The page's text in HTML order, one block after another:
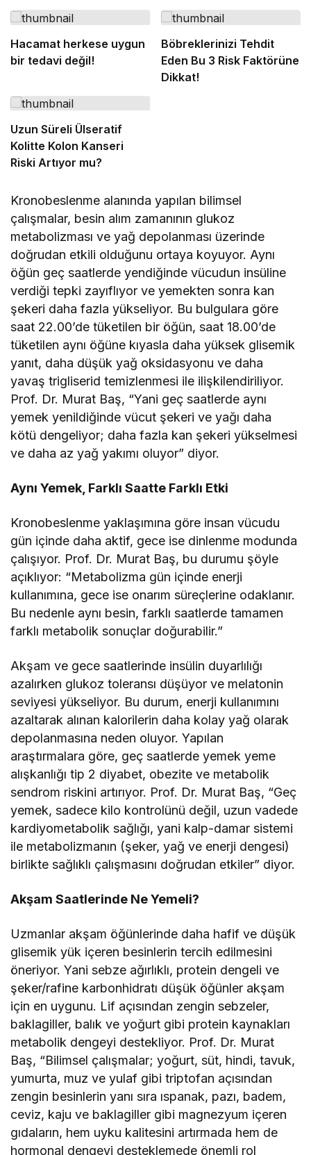
Hacamat herkese uygun
bir tedavi değil!
Böbreklerinizi Tehdit
Eden Bu 3 Risk Faktörüne
Dikkat!
Uzun Süreli Ülseratif
Kolitte Kolon Kanseri
Riski Artıyor mu?
Kronobeslenme alanında yapılan bilimsel
çalışmalar, besin alım zamanının glukoz
metabolizması ve yağ depolanması üzerinde
doğrudan etkili olduğunu ortaya koyuyor. Aynı
öğün geç saatlerde yendiğinde vücudun insüline
verdiği tepki zayıflıyor ve yemekten sonra kan
şekeri daha fazla yükseliyor. Bu bulgulara göre
saat 22.00’de tüketilen bir öğün, saat 18.00’de
tüketilen aynı öğüne kıyasla daha yüksek glisemik
yanıt, daha düşük yağ oksidasyonu ve daha
yavaş trigliserid temizlenmesi ile ilişkilendiriliyor.
Prof. Dr. Murat Baş, “Yani geç saatlerde aynı
yemek yenildiğinde vücut şekeri ve yağı daha
kötü dengeliyor; daha fazla kan şekeri yükselmesi
ve daha az yağ yakımı oluyor” diyor.
Aynı Yemek, Farklı Saatte Farklı Etki
Kronobeslenme yaklaşımına göre insan vücudu
gün içinde daha aktif, gece ise dinlenme modunda
çalışıyor. Prof. Dr. Murat Baş, bu durumu şöyle
açıklıyor: “Metabolizma gün içinde enerji
kullanımına, gece ise onarım süreçlerine odaklanır.
Bu nedenle aynı besin, farklı saatlerde tamamen
farklı metabolik sonuçlar doğurabilir.”
Akşam ve gece saatlerinde insülin duyarlılığı
azalırken glukoz toleransı düşüyor ve melatonin
seviyesi yükseliyor. Bu durum, enerji kullanımını
azaltarak alınan kalorilerin daha kolay yağ olarak
depolanmasına neden oluyor. Yapılan
araştırmalara göre, geç saatlerde yemek yeme
alışkanlığı tip 2 diyabet, obezite ve metabolik
sendrom riskini artırıyor. Prof. Dr. Murat Baş, “Geç
yemek, sadece kilo kontrolünü değil, uzun vadede
kardiyometabolik sağlığı, yani kalp-damar sistemi
ile metabolizmanın (şeker, yağ ve enerji dengesi)
birlikte sağlıklı çalışmasını doğrudan etkiler” diyor.
Akşam Saatlerinde Ne Yemeli?
Uzmanlar akşam öğünlerinde daha hafif ve düşük
glisemik yük içeren besinlerin tercih edilmesini
öneriyor. Yani sebze ağırlıklı, protein dengeli ve
şeker/rafine karbonhidratı düşük öğünler akşam
için en uygunu. Lif açısından zengin sebzeler,
baklagiller, balık ve yoğurt gibi protein kaynakları
metabolik dengeyi destekliyor. Prof. Dr. Murat
Baş, “Bilimsel çalışmalar; yoğurt, süt, hindi, tavuk,
yumurta, muz ve yulaf gibi triptofan açısından
zengin besinlerin yanı sıra ıspanak, pazı, badem,
ceviz, kaju ve baklagiller gibi magnezyum içeren
gıdaların, hem uyku kalitesini artırmada hem de
hormonal dengeyi desteklemede önemli rol